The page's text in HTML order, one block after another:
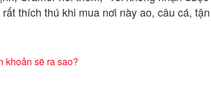
thích thú khi mua nơi này ao, câu cá, tận
khoản sẽ ra sao?